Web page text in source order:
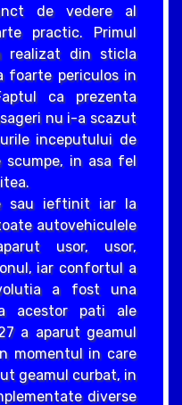
de vedere al
practic. Primul
realizat din sticla
foarte periculos in
ca prezenta
nu i-a scazut
inceputului de
scumpe, in asa fel
sau ieftinit iar la
autovehiculele
usor, usor,
iar confortul a
a fost una
acestor pati ale
a aparut geamul
momentul in care
geamul curbat, in
diverse